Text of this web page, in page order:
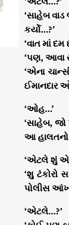
‘સાહેબ
કર્યો…?’
‘વાત માં દમ
‘પણ, આવા
‘એના
ઈમાનદાર
‘ઓહ…’
‘સાહેબ, જો
આ હાલતનો
‘એટલે શું
‘શુ
પોલીસ
‘એટલે…?’